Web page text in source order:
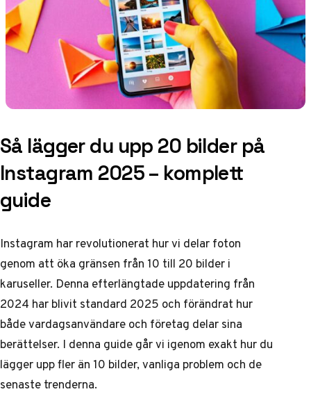
Så lägger du upp 20 bilder på
Instagram 2025 – komplett
guide
Instagram har revolutionerat hur vi delar foton
genom att öka gränsen från 10 till 20 bilder i
karuseller. Denna efterlängtade uppdatering från
2024 har blivit standard 2025 och förändrat hur
både vardagsanvändare och företag delar sina
berättelser. I denna guide går vi igenom exakt hur du
lägger upp fler än 10 bilder, vanliga problem och de
senaste trenderna.